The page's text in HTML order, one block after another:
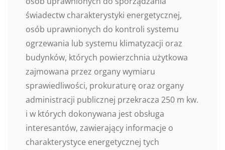
świadectw charakterystyki energetycznej,
osób uprawnionych do kontroli systemu
ogrzewania lub systemu klimatyzacji oraz
budynków, których powierzchnia użytkowa
zajmowana przez organy wymiaru
sprawiedliwości, prokuraturę oraz organy
administracji publicznej przekracza 250 m kw.
i w których dokonywana jest obsługa
interesantów, zawierający informacje o
charakterystyce energetycznej tych